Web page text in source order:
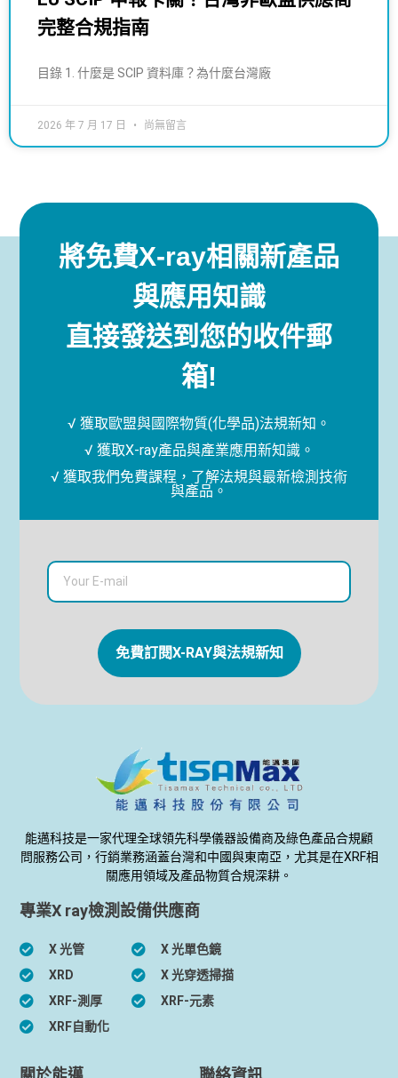
完整合規指南
目錄 1. 什麼是 SCIP 資料庫？為什麼台灣廠
2026 年 7 月 17 日 尚無留言
將免費X-ray相關新產品
與應用知識
直接發送到您的收件郵
箱!
√ 獲取歐盟與國際物質(化學品)法規新知。
√ 獲取X-ray產品與產業應用新知識。
√ 獲取我們免費課程，了解法規與最新檢測技術
與產品。
免費訂閱X-RAY與法規新知
能邁科技是一家代理全球領先科學儀器設備商及綠色產品合規顧
問服務公司，行銷業務涵蓋台灣和中國與東南亞，尤其是在XRF相
關應用領域及產品物質合規深耕。
專業X ray檢測設備供應商
X 光管
XRD
XRF-測厚
XRF自動化
X 光單色鏡
X 光穿透掃描
XRF-元素